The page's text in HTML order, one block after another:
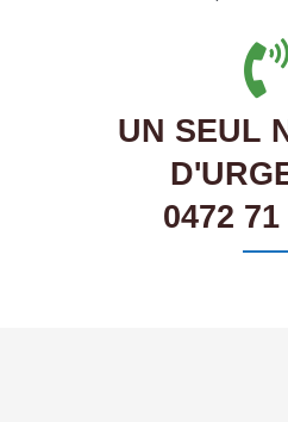
UN SEUL
0472